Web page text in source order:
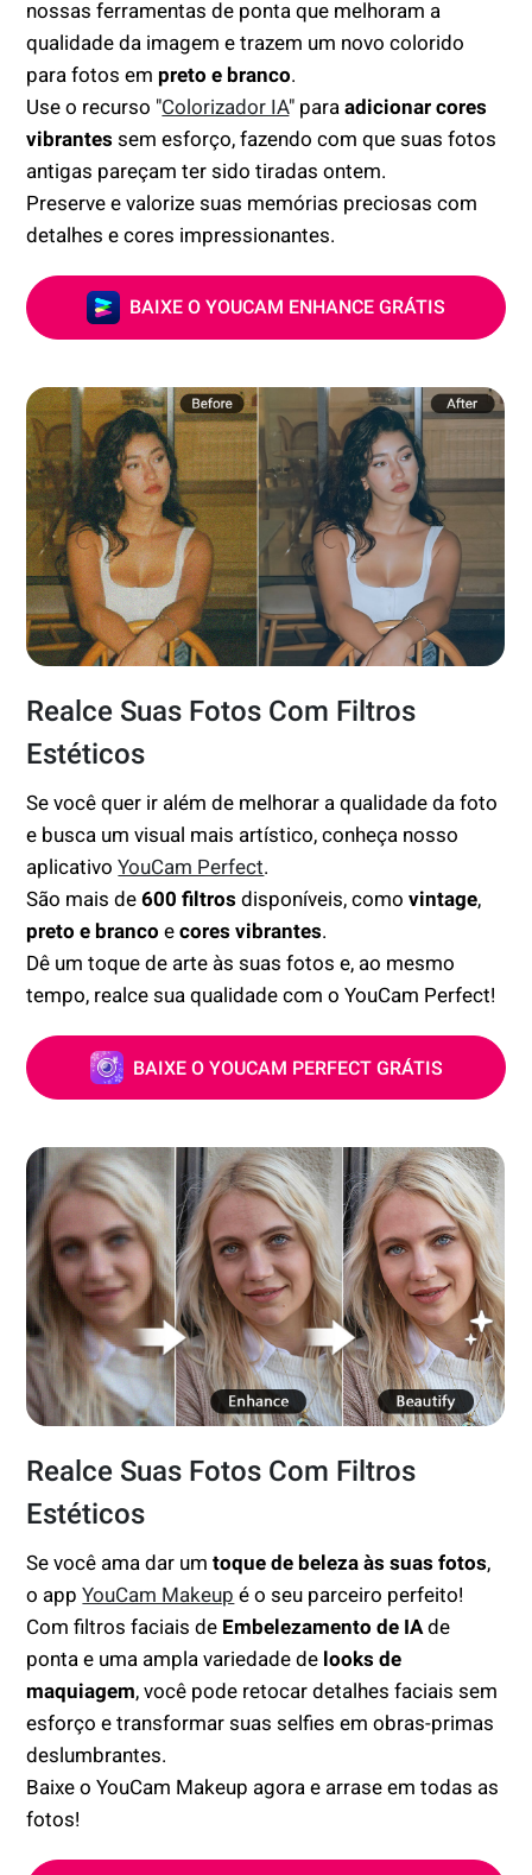
nossas ferramentas de ponta que melhoram a
qualidade da imagem e trazem um novo colorido
para fotos em preto e branco.
Use o recurso "Colorizador IA" paraadicionar cores
vibrantes sem esforço, fazendo com que suas fotos
antigas pareçam ter sido tiradas ontem.
Preserve e valorize suas memórias preciosas com
detalhes e cores impressionantes.
BAIXE O YOUCAM ENHANCE GRÁTIS
Realce Suas Fotos Com Filtros
Estéticos
Se você quer ir além de melhorar a qualidade da foto
e busca um visual mais artístico, conheça nosso
aplicativoYouCam Perfect.
São mais de600 filtros disponíveis, comovintage,
preto e branco ecores vibrantes.
Dê um toque de arte às suas fotos e, ao mesmo
tempo, realce sua qualidade com o YouCam Perfect!
BAIXE O YOUCAM PERFECT GRÁTIS
Realce Suas Fotos Com Filtros
Estéticos
Se você ama dar umtoque de beleza às suas fotos,
o appYouCam Makeup é o seu parceiro perfeito!
Com filtros faciais de Embelezamento de IAde
ponta e uma ampla variedade de looks de
maquiagem, você pode retocar detalhes faciais sem
esforço e transformar suas selfies em obras-primas
deslumbrantes.
Baixe o YouCam Makeup agora e arrase em todas as
fotos!